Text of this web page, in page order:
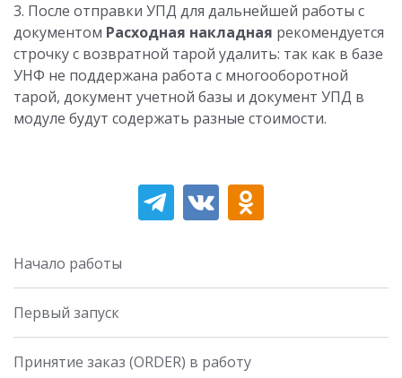
3. После отправки УПД для дальнейшей работы с
документом Расходная накладная рекомендуется
строчку с возвратной тарой удалить: так как в базе
УНФ не поддержана работа с многооборотной
тарой, документ учетной базы и документ УПД в
модуле будут содержать разные стоимости.
Начало работы
Первый запуск
Принятие заказ (ORDER) в работу